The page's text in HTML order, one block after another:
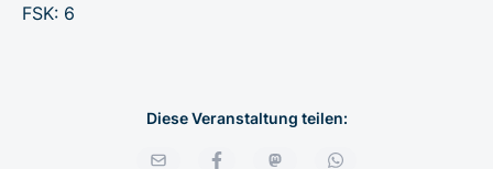
FSK: 6
Diese Veranstaltung teilen: